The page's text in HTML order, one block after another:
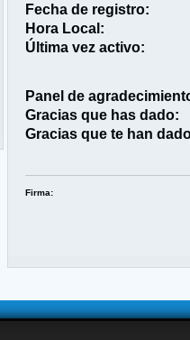
Fecha de registro:
Hora Local:
Última vez activo:
Panel de
Gracias que has dado:
Gracias que te han
Firma: